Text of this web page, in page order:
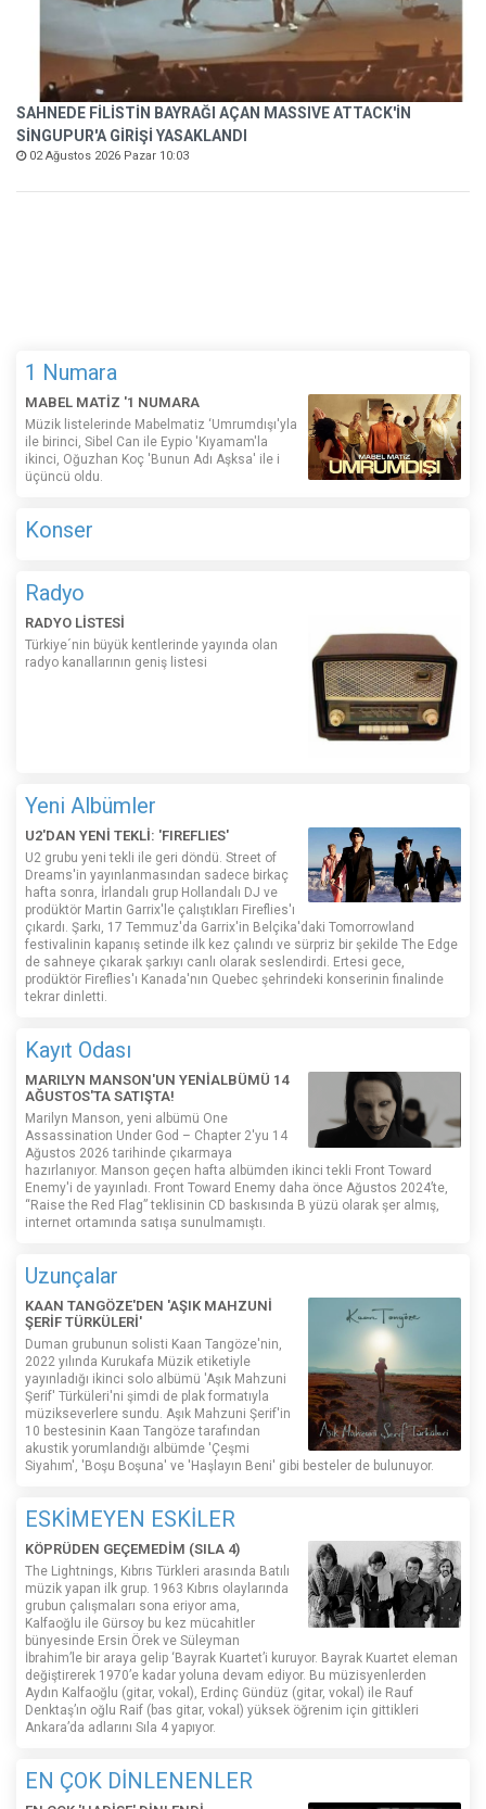
SAHNEDE FİLİSTİN BAYRAĞI AÇAN MASSIVE ATTACK'İN
SİNGUPUR'A GİRİŞİ YASAKLANDI
02 Ağustos 2026 Pazar 10:03
1 Numara
MABEL MATİZ '1 NUMARA
Müzik listelerinde Mabelmatiz ‘Umrumdışı'yla
ile birinci, Sibel Can ile Eypio 'Kıyamam'la
ikinci, Oğuzhan Koç 'Bunun Adı Aşksa' ile i
üçüncü oldu.
Konser
Radyo
RADYO LİSTESİ
Türkiye´nin büyük kentlerinde yayında olan
radyo kanallarının geniş listesi
Yeni Albümler
U2'DAN YENİ TEKLİ: 'FIREFLIES'
U2 grubu yeni tekli ile geri döndü. Street of
Dreams'in yayınlanmasından sadece birkaç
hafta sonra, İrlandalı grup Hollandalı DJ ve
prodüktör Martin Garrix'le çalıştıkları Fireflies'ı
çıkardı. Şarkı, 17 Temmuz'da Garrix'in Belçika'daki Tomorrowland
festivalinin kapanış setinde ilk kez çalındı ​​ve sürpriz bir şekilde The Edge
de sahneye çıkarak şarkıyı canlı olarak seslendirdi. Ertesi gece,
prodüktör Fireflies'ı Kanada'nın Quebec şehrindeki konserinin finalinde
tekrar dinletti.
Kayıt Odası
MARILYN MANSON'UN YENİALBÜMÜ 14
AĞUSTOS'TA SATIŞTA!
Marilyn Manson, yeni albümü One
Assassination Under God – Chapter 2'yu 14
Ağustos 2026 tarihinde çıkarmaya
hazırlanıyor. Manson geçen hafta albümden ikinci tekli Front Toward
Enemy'i de yayınladı. Front Toward Enemy daha önce Ağustos 2024’te,
“Raise the Red Flag” teklisinin CD baskısında B yüzü olarak şer almış,
internet ortamında satışa sunulmamıştı.
Uzunçalar
KAAN TANGÖZE'DEN 'AŞIK MAHZUNİ
ŞERİF TÜRKÜLERİ'
Duman grubunun solisti Kaan Tangöze'nin,
2022 yılında Kurukafa Müzik etiketiyle
yayınladığı ikinci solo albümü 'Aşık Mahzuni
Şerif' Türküleri'ni şimdi de plak formatıyla
müzikseverlere sundu. Aşık Mahzuni Şerif'in
10 bestesinin Kaan Tangöze tarafından
akustik yorumlandığı albümde 'Çeşmi
Siyahım', 'Boşu Boşuna' ve 'Haşlayın Beni' gibi besteler de bulunuyor.
ESKİMEYEN ESKİLER
KÖPRÜDEN GEÇEMEDİM (SILA 4)
The Lightnings, Kıbrıs Türkleri arasında Batılı
müzik yapan ilk grup. 1963 Kıbrıs olaylarında
grubun çalışmaları sona eriyor ama,
Kalfaoğlu ile Gürsoy bu kez mücahitler
bünyesinde Ersin Örek ve Süleyman
İbrahim’le bir araya gelip ‘Bayrak Kuartet’i kuruyor. Bayrak Kuartet eleman
değiştirerek 1970’e kadar yoluna devam ediyor. Bu müzisyenlerden
Aydın Kalfaoğlu (gitar, vokal), Erdinç Gündüz (gitar, vokal) ile Rauf
Denktaş’ın oğlu Raif (bas gitar, vokal) yüksek öğrenim için gittikleri
Ankara’da adlarını Sıla 4 yapıyor.
EN ÇOK DİNLENENLER